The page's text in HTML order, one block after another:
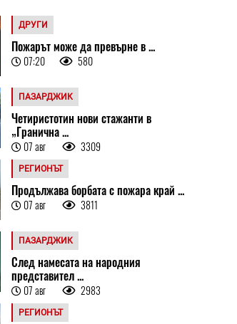
ДРУГИ
Пожарът може да превърне в ...
07:20 580
ПАЗАРДЖИК
Четиристотин нови стажанти в
„Гранична ...
07 авг 3309
РЕГИОНЪТ
Продължава борбата с пожара край ...
07 авг 3811
ПАЗАРДЖИК
След намесата на народния
представител ...
07 авг 2983
РЕГИОНЪТ